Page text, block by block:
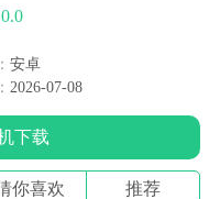
安卓
2026-07-08
下载
你喜欢 推荐